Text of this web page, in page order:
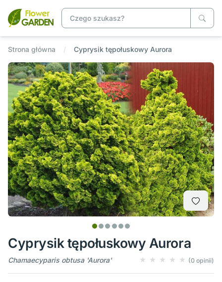
Strona główna Cyprysik tępołuskowy Aurora
Cyprysik tępołuskowy Aurora
Chamaecyparis obtusa 'Aurora' (0 opinii)